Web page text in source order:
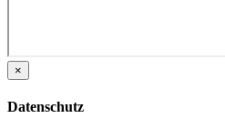
×
Datenschutz